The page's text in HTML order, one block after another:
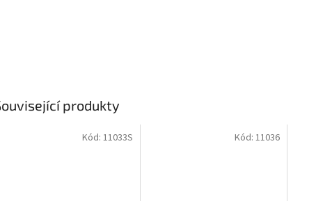
produkty
Kód: 11033S Kód: 11036